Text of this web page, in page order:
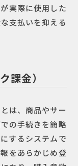
実際に使用した
支払いを抑える
課金）
は、商品やサー
の手続きを簡略
するシステムで
をあらかじめ登